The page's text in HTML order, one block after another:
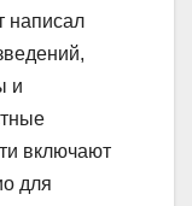
написал
и
включают
для